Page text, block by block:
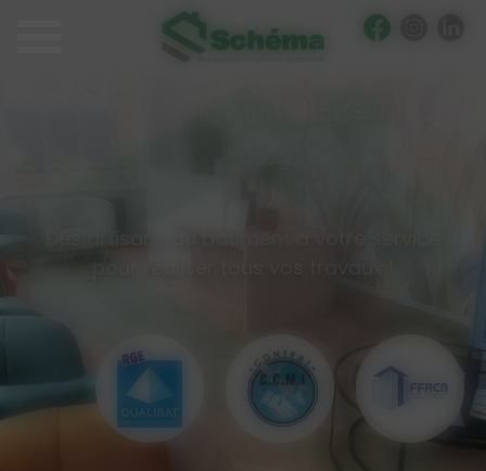
Panneau de gestion des cookies
pour réaliser tous vos travaux !